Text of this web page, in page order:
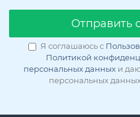
Oтправить
Я соглашаюсь с
Политикой
персональных данныхи даю
персональных данных